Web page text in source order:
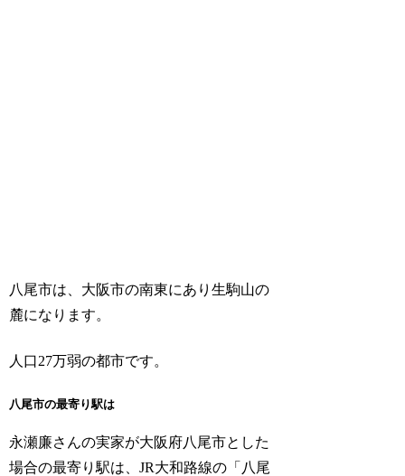
八尾市は、大阪市の南東にあり生駒山の
麓になります。
人口27万弱の都市です。
八尾市の最寄り駅は
永瀬廉さんの実家が大阪府八尾市とした
場合の最寄り駅は、JR大和路線の「八尾